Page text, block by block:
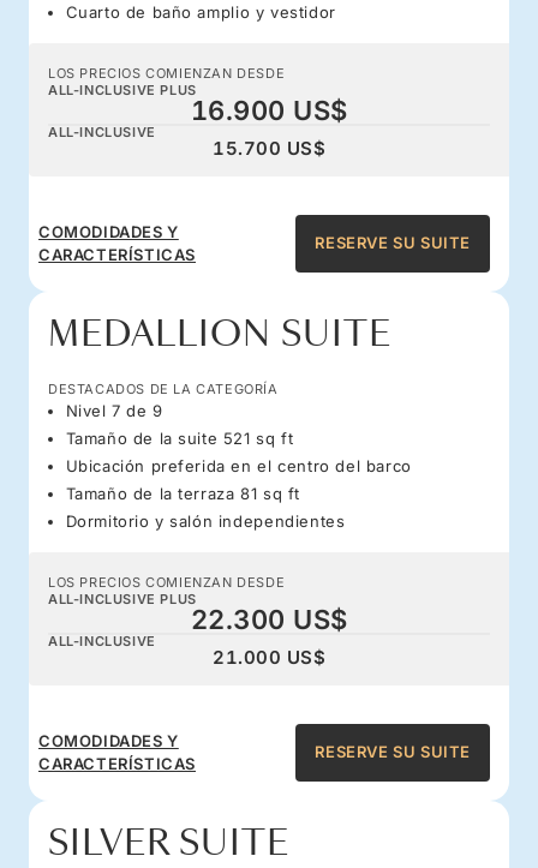
Cuarto de baño amplio y vestidor
LOS PRECIOS COMIENZAN DESDE
ALL-INCLUSIVE PLUS
16.900 US$
ALL-INCLUSIVE
15.700 US$
COMODIDADES Y
CARACTERÍSTICAS
RESERVE SU SUITE
MEDALLION SUITE
DESTACADOS DE LA CATEGORÍA
Nivel 7 de 9
Tamaño de la suite 521 sq ft
Ubicación preferida en el centro del barco
Tamaño de la terraza 81 sq ft
Dormitorio y salón independientes
LOS PRECIOS COMIENZAN DESDE
ALL-INCLUSIVE PLUS
22.300 US$
ALL-INCLUSIVE
21.000 US$
COMODIDADES Y
CARACTERÍSTICAS
RESERVE SU SUITE
SILVER SUITE